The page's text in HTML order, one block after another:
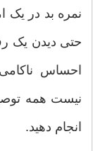
نمره بد در یک
حتی دیدن یک
احساس
نیست همه
انجام دهید.